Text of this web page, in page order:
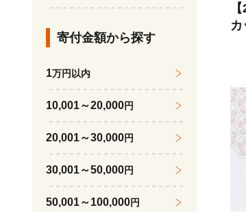
白
州
寄付金額から探す
1万円以内
10,001～20,000円
20,001～30,000円
30,001～50,000円
50,001～100,000円